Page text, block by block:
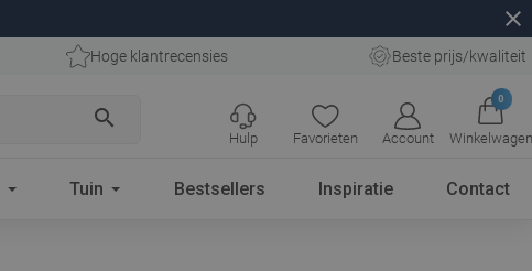
close
Hoge klantrecensies Beste prijs/kwaliteit
search
Favorieten Account
0
Winkelwagen
Hulp
Tuin Bestsellers Inspiratie Contact